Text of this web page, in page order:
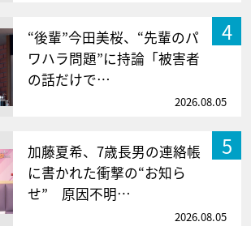
4
“後輩”今田美桜、“先輩のパ
ワハラ問題”に持論「被害者
の話だけで…
2026.08.05
5
加藤夏希、7歳長男の連絡帳
に書かれた衝撃の“お知ら
せ” 原因不明…
2026.08.05